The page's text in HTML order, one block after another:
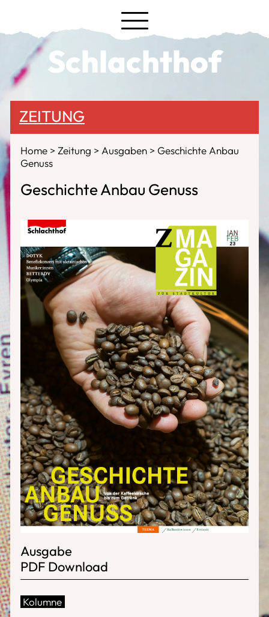
Schlachthof
ZEITUNG
Home Zeitung Ausgaben
Geschichte Anbau
Genuss
Geschichte Anbau Genuss
Ausgabe
PDF Download
Kolumne